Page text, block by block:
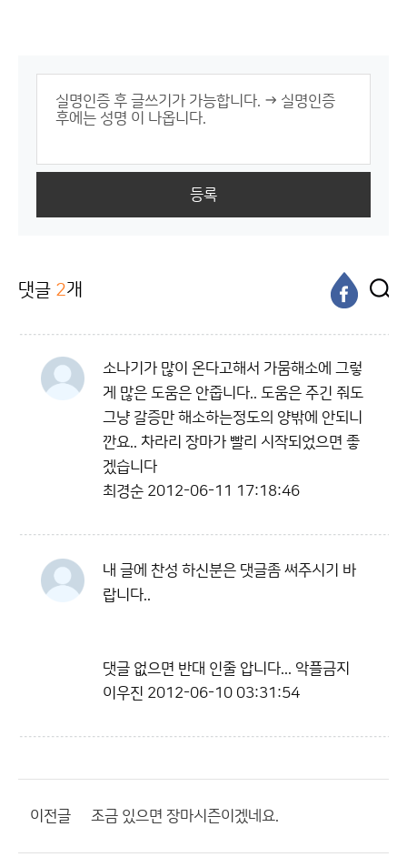
등록
댓글 2개
소나기가 많이 온다고해서 가뭄해소에 그렇
게 많은 도움은 안줍니다.. 도움은 주긴 줘도
그냥 갈증만 해소하는정도의 양밖에 안되니
깐요.. 차라리 장마가 빨리 시작되었으면 좋
겠습니다
최경순 2012-06-11 17:18:46
내 글에 찬성 하신분은 댓글좀 써주시기 바
랍니다..
댓글 없으면 반대 인줄 압니다... 악플금지
이우진 2012-06-10 03:31:54
이전글 조금 있으면 장마시즌이겠네요.